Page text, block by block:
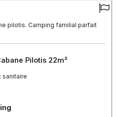
pilotis. Camping familial parfait
Pilotis 22m²
sanitaire